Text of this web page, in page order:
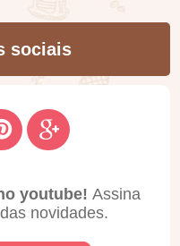
sociais
youtube! Assina
novidades.